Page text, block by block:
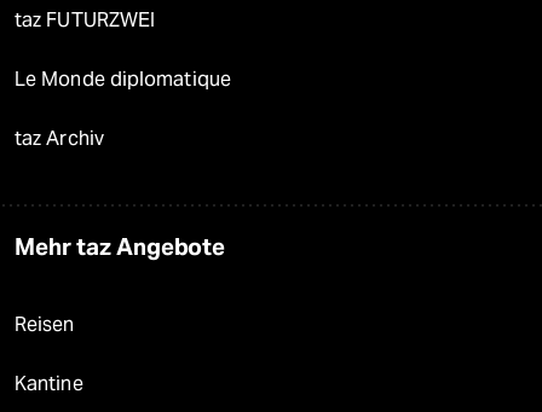
taz FUTURZWEI
Le Monde diplomatique
taz Archiv
Mehr taz Angebote
Reisen
Kantine